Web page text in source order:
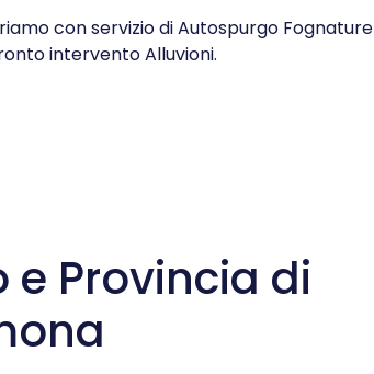
con servizio di Autospurgo
intervento Alluvioni.
e Provincia di